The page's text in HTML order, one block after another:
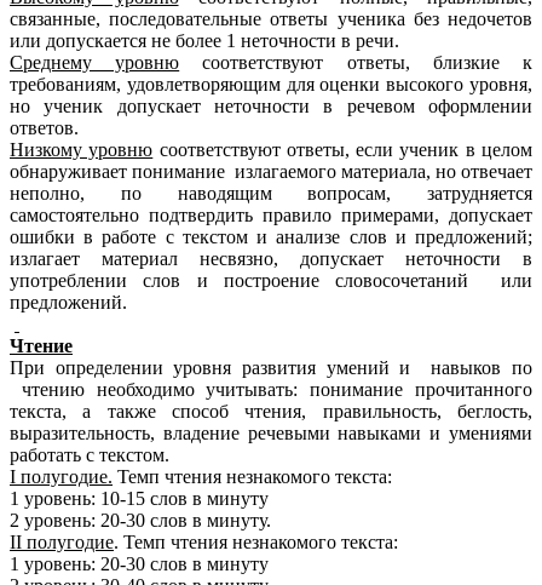
связанные, последовательные ответы ученика без недочетов
или допускается не более 1 неточности в речи.
Среднему уровню соответствуют ответы, близкие к
требованиям, удовлетворяющим для оценки высокого уровня,
но ученик допускает неточности в речевом оформлении
ответов.
Низкому уровню соответствуют ответы, если ученик в целом
обнаруживает понимание излагаемого материала, но отвечает
неполно, по наводящим вопросам, затрудняется
самостоятельно подтвердить правило примерами, допускает
ошибки в работе с текстом и анализе слов и предложений;
излагает материал несвязно, допускает неточности в
употреблении слов и построение словосочетаний или
предложений.
Чтение
При определении уровня развития умений и навыков по
чтению необходимо учитывать: понимание прочитанного
текста, а также способ чтения, правильность, беглость,
выразительность, владение речевыми навыками и умениями
работать с текстом.
I полугодие. Темп чтения незнакомого текста:
1 уровень: 10-15 слов в минуту
2 уровень: 20-30 слов в минуту.
II полугодие. Темп чтения незнакомого текста:
1 уровень: 20-30 слов в минуту